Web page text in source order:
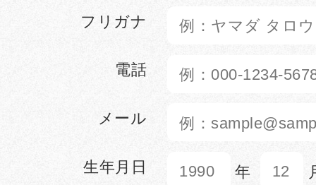
フリガナ
電話
メール
生年月日 年